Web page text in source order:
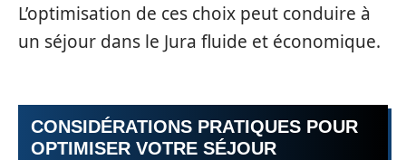
L’optimisation de ces choix peut conduire à
un séjour dans le Jura fluide et économique.
CONSIDÉRATIONS PRATIQUES POUR
OPTIMISER VOTRE SÉJOUR